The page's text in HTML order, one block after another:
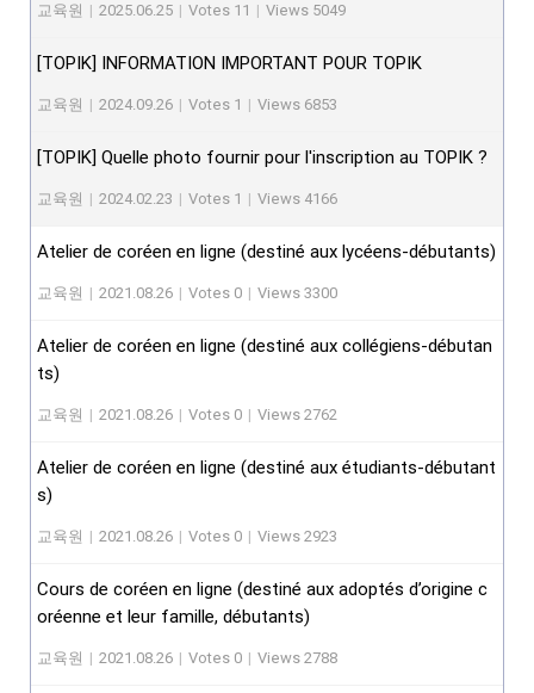
교육원 | 2025.06.25 | Votes 11 | Views 5049
[TOPIK] INFORMATION IMPORTANT POUR TOPIK
교육원 | 2024.09.26 | Votes 1 | Views 6853
[TOPIK] Quelle photo fournir pour l'inscription au TOPIK ?
교육원 | 2024.02.23 | Votes 1 | Views 4166
Atelier de coréen en ligne (destiné aux lycéens-débutants)
교육원 | 2021.08.26 | Votes 0 | Views 3300
Atelier de coréen en ligne (destiné aux collégiens-débutan
ts)
교육원 | 2021.08.26 | Votes 0 | Views 2762
Atelier de coréen en ligne (destiné aux étudiants-débutant
s)
교육원 | 2021.08.26 | Votes 0 | Views 2923
Cours de coréen en ligne (destiné aux adoptés d’origine c
oréenne et leur famille, débutants)
교육원 | 2021.08.26 | Votes 0 | Views 2788